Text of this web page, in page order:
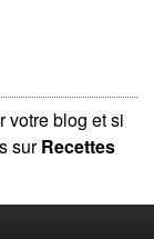
votre blog et si
surRecettes